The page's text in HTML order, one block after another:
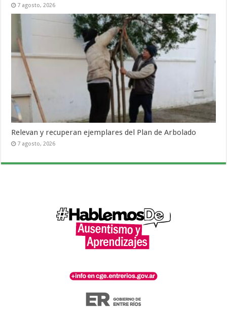
7 agosto, 2026
Relevan y recuperan ejemplares del Plan de Arbolado
7 agosto, 2026